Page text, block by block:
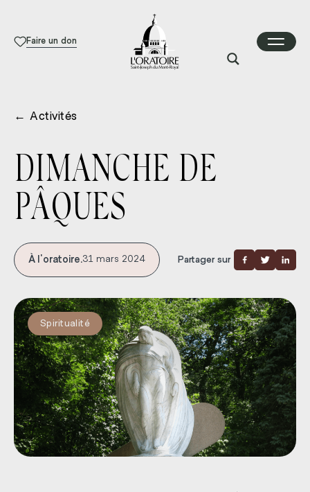
Faire un don
← Activités
DIMANCHE DE
PÂQUES
À l'oratoire.31 mars 2024 Partager sur
Spiritualité